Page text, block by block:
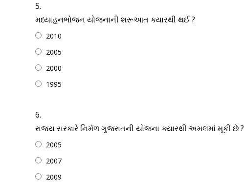
5.
મધ્યાહનભોજન યોજનાની શરૂઆત ક્યારથી થઈ ?
2010
2005
2000
1995
6.
રાજ્ય સરકારે નિર્મળ ગુજરાતની યોજના ક્યારથી અમલમાં મૂકી છે ?
2005
2007
2009